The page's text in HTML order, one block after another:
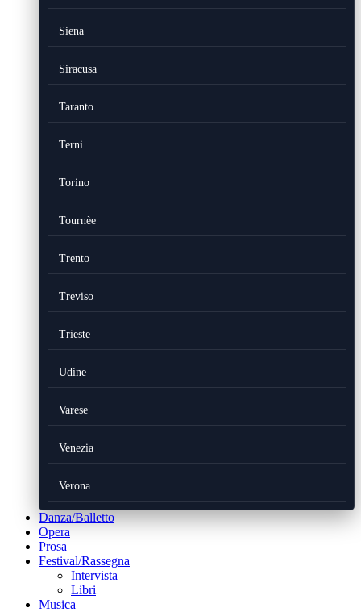
Siena
Siracusa
Taranto
Terni
Torino
Tournèe
Trento
Treviso
Trieste
Udine
Varese
Venezia
Verona
Danza/Balletto
Opera
Prosa
Festival/Rassegna
Intervista
Libri
Musica